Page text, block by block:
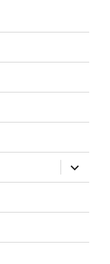
サ
ブ
メ
ー
開